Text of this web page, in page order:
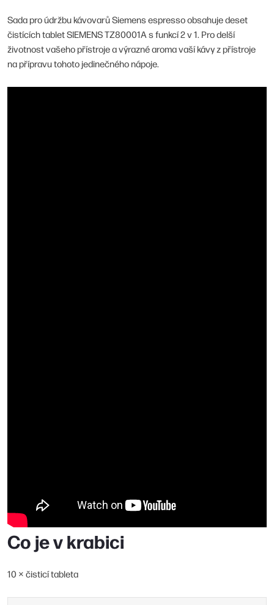
Sada pro údržbu kávovarů Siemens espresso obsahuje deset
čistících tablet SIEMENS TZ80001A s funkcí 2 v 1. Pro delší
životnost vašeho přístroje a výrazné aroma vaší kávy z přístroje
na přípravu tohoto jedinečného nápoje.
Co je v krabici
10 × čisticí tableta